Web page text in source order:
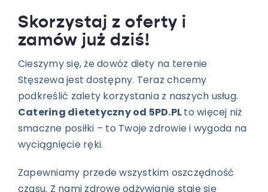
Skorzystaj z oferty i
zamów już dziś!
Cieszymy się, że dowóz diety na terenie
Stęszewa jest dostępny. Teraz chcemy
podkreślić zalety korzystania z naszych usług.
Catering dietetyczny od 5PD.PLto więcej niż
smaczne posiłki – to Twoje zdrowie i wygoda na
wyciągnięcie ręki.
Zapewniamy przede wszystkim oszczędność
czasu. Z nami zdrowe odżywianie staje się